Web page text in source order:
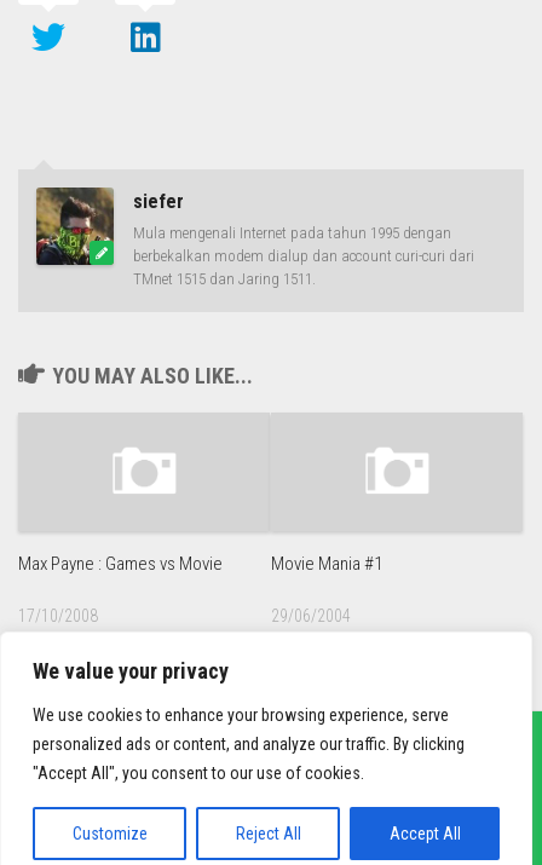
We value your privacy
We use cookies to enhance your browsing experience, serve
personalized ads or content, and analyze our traffic. By clicking
"Accept All", you consent to our use of cookies.
Customize Reject All Accept All
siefer
Mula mengenali Internet pada tahun 1995 dengan
berbekalkan modem dialup dan account curi-curi dari
TMnet 1515 dan Jaring 1511.
YOU MAY ALSO LIKE...
Max Payne : Games vs Movie
17/10/2008
Movie Mania #1
29/06/2004
sief3r.com
Powered byWordPress. Theme byAlx.